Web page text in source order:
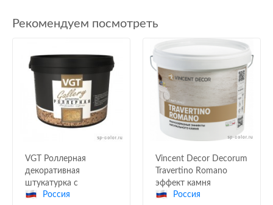
Рекомендуем посмотреть
VGT Роллерная
декоративная
штукатурка с
эффектом короеда
Россия
Vincent Decor Decorum
Travertino Romano
эффект камня
травертино
Россия